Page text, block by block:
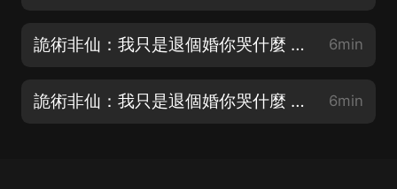
詭術非仙：我只是退個婚你哭什麼 007 起死回骸，混元初窺 6min
詭術非仙：我只是退個婚你哭什麼 008 天縱奇才 6min